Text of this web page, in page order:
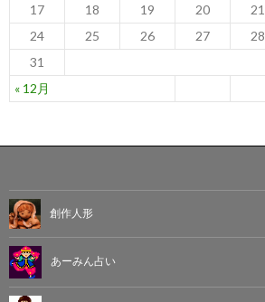
« 12月
17
18 19 20 21
24
25 26 27 28
31
創作人形
あーみん占い